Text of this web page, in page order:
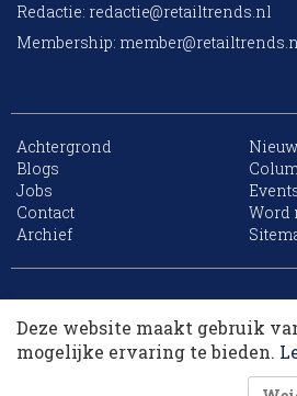
Redactie: redactie@retailtrends.nl
Membership:
Achtergrond
Blogs
Jobs
Contact
Word
Archief
Deze website maakt gebruik
mogelijke ervaring te bieden.
Korting op events